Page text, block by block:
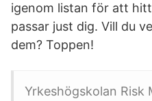
igenom listan för att
passar just dig. Vill du
dem? Toppen!
Yrkeshögskolan Risk